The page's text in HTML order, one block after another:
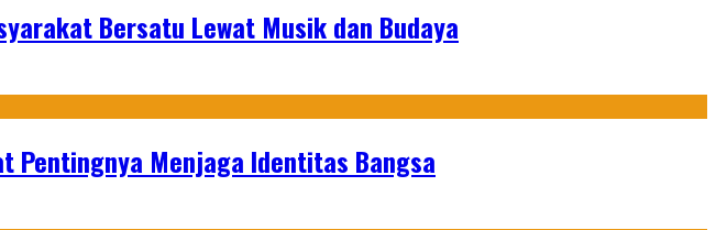
Bersatu Lewat Musik dan Budaya
Pentingnya Menjaga Identitas Bangsa